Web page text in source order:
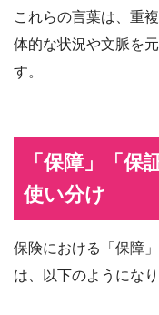
これらの言葉は、重
体的な状況や文脈を
す。
「保障」「保
使い分け
保険における「保障
は、以下のようになり